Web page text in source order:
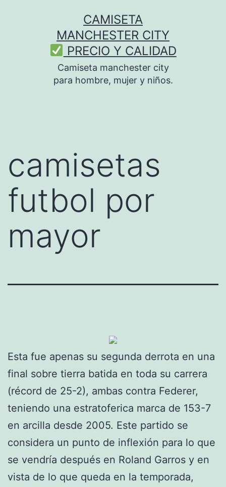
CAMISETA
MANCHESTER CITY
PRECIO Y CALIDAD
Camiseta manchester city
para hombre, mujer y niños.
camisetas
futbol por
mayor
Esta fue apenas su segunda derrota en una
final sobre tierra batida en toda su carrera
(récord de 25-2), ambas contra Federer,
teniendo una estratoferica marca de 153-7
en arcilla desde 2005. Este partido se
considera un punto de inflexión para lo que
se vendría después en Roland Garros y en
vista de lo que queda en la temporada,